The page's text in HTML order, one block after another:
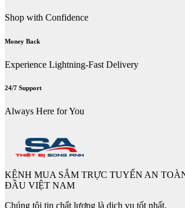
Shop with Confidence
Money Back
Experience Lightning-Fast Delivery
24/7 Support
Always Here for You
KÊNH MUA SẮM TRỰC TUYẾN AN
ĐẦU VIỆT NAM
Chúng tôi tin chất lượng là dịch vụ tốt nhất.